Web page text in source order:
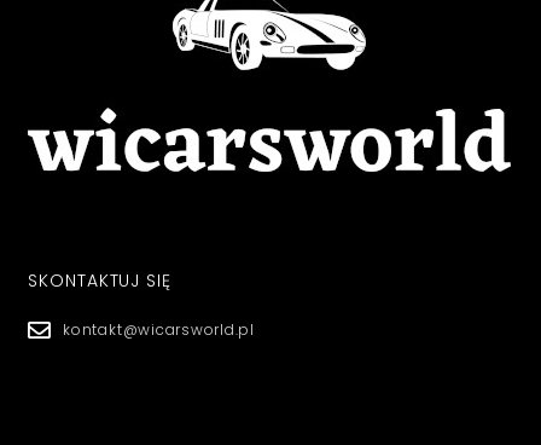
SKONTAKTUJ SIĘ
kontakt@wicarsworld.pl